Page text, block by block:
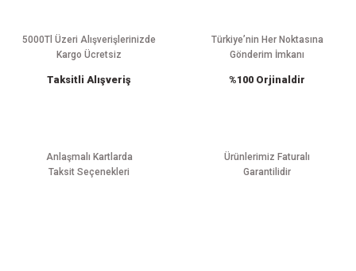
5000Tl Üzeri Alışverişlerinizde
Kargo Ücretsiz
Türkiye’nin Her Noktasına
Gönderim İmkanı
Taksitli Alışveriş
Anlaşmalı Kartlarda
Taksit Seçenekleri
%100 Orjinaldir
Ürünlerimiz Faturalı
Garantilidir